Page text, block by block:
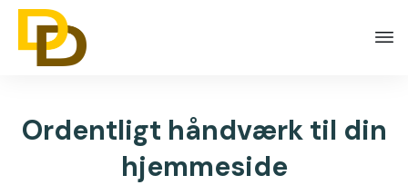
Ordentligt håndværk til din
hjemmeside